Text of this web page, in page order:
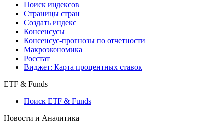
Поиск индексов
Страницы стран
Создать индекс
Консенсусы
Консенсус-прогнозы по отчетности
Макроэкономика
Росстат
Виджет: Карта процентных ставок
ETF & Funds
Поиск ETF & Funds
Новости и Аналитика